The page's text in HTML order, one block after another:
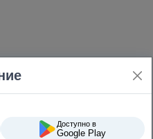
Доступно в
Google Play